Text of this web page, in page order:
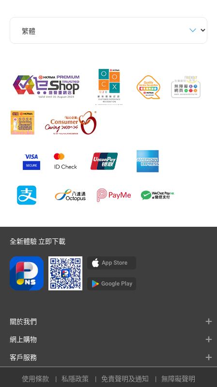
全新體驗 立即下載
關於我們
網上購物
客戶服務
使用條款 私隱政策 免責聲明及通知 無障礙聲明